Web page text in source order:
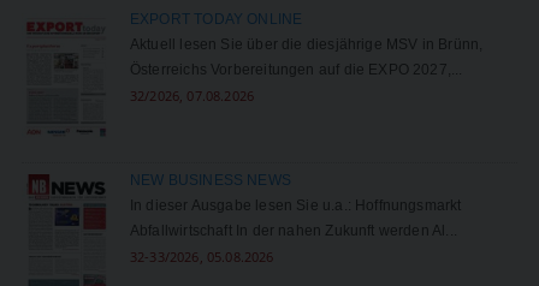
EXPORT TODAY ONLINE
Aktuell lesen Sie über die diesjährige MSV in Brünn,
Österreichs Vorbereitungen auf die EXPO 2027,...
32/2026, 07.08.2026
NEW BUSINESS NEWS
In dieser Ausgabe lesen Sie u.a.: Hoffnungsmarkt
Abfallwirtschaft In der nahen Zukunft werden Al...
32-33/2026, 05.08.2026